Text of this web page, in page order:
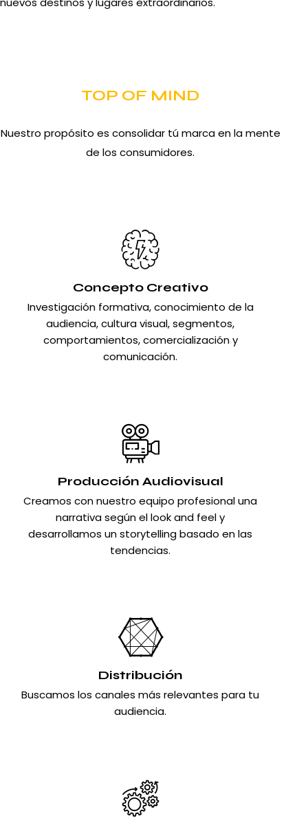
TOP OF MIND
Nuestro propósito es consolidar tú marca en la mente
de los consumidores.
Concepto Creativo
Investigación formativa, conocimiento de la
audiencia, cultura visual, segmentos,
comportamientos, comercialización y
comunicación.
Producción Audiovisual
Creamos con nuestro equipo profesional una
narrativa según el look and feel y
desarrollamos un storytelling basado en las
tendencias.
Distribución
Buscamos los canales más relevantes para tu
audiencia.